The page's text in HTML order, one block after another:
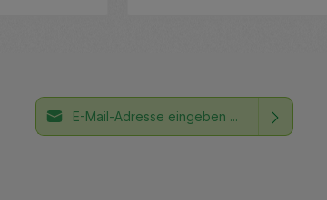
E-Mail-Adresse*